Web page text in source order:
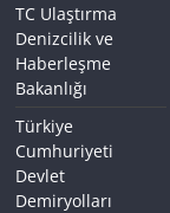
TC Ulaştırma
Denizcilik ve
Haberleşme
Bakanlığı
Türkiye
Cumhuriyeti
Devlet
Demiryolları